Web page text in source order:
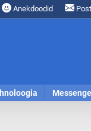
Anekdoodid